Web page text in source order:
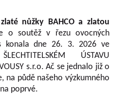
nůžky BAHCO a zlatou
o soutěž v řezu ovocných
konala dne 26. 3. 2026 ve
ÚSTAVU
s.r.o. Ač se jednalo již o
na půdě našeho výzkumného
poprvé.